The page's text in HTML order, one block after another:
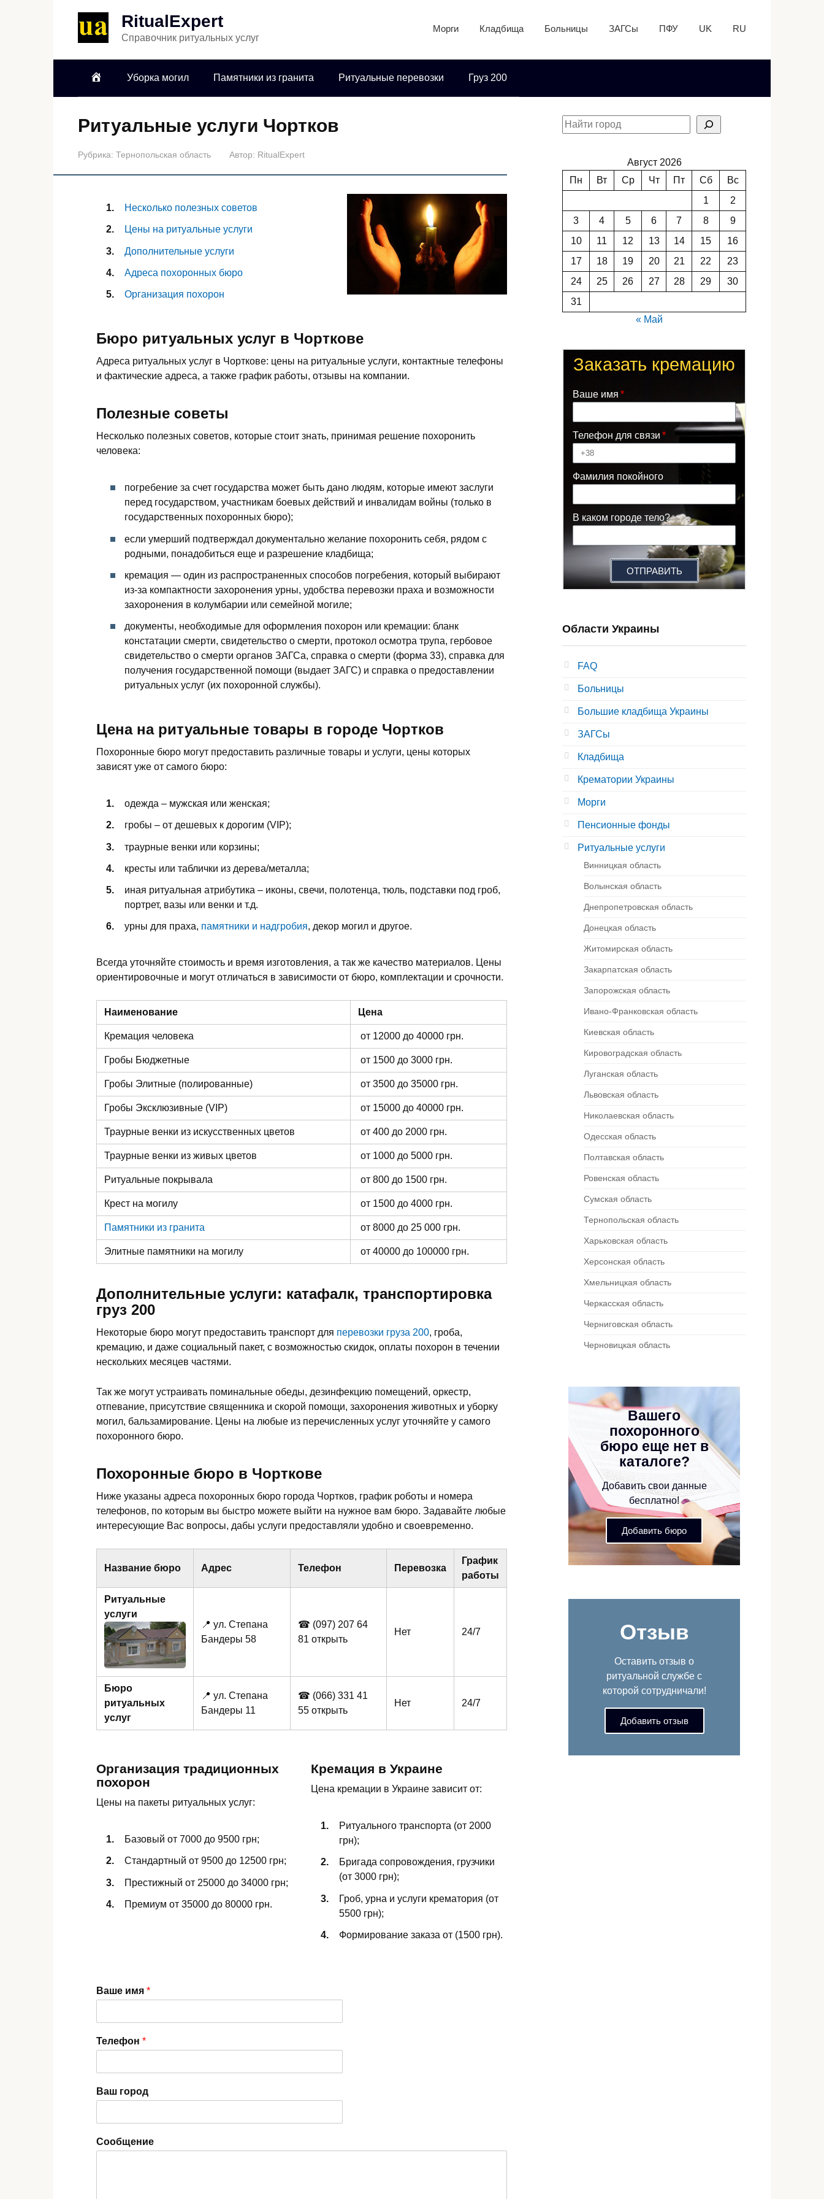
RitualExpert
Справочник ритуальных услуг
Морги Кладбища Больницы ЗАГСы ПФУ UK RU
Уборка могил Памятники из гранита Ритуальные перевозки Груз 200
Ритуальные услуги Чортков
Рубрика: Тернопольская область Автор: RitualExpert
Несколько полезных советов
Цены на ритуальные услуги
Дополнительные услуги
Адреса похоронных бюро
Организация похорон
Бюро ритуальных услуг в Чорткове
Адреса ритуальных услуг в Чорткове: цены на ритуальные услуги, контактные телефоны
и фактические адреса, а также график работы, отзывы на компании.
Полезные советы
Несколько полезных советов, которые стоит знать, принимая решение похоронить
человека:
погребение за счет государства может быть дано людям, которые имеют заслуги
перед государством, участникам боевых действий и инвалидам войны (только в
государственных похоронных бюро);
если умерший подтверждал документально желание похоронить себя, рядом с
родными, понадобиться еще и разрешение кладбища;
кремация — один из распространенных способов погребения, который выбирают
из-за компактности захоронения урны, удобства перевозки праха и возможности
захоронения в колумбарии или семейной могиле;
документы, необходимые для оформления похорон или кремации: бланк
констатации смерти, свидетельство о смерти, протокол осмотра трупа, гербовое
свидетельство о смерти органов ЗАГСа, справка о смерти (форма 33), справка для
получения государственной помощи (выдает ЗАГС) и справка о предоставлении
ритуальных услуг (их похоронной службы).
Цена на ритуальные товары в городе Чортков
Похоронные бюро могут предоставить различные товары и услуги, цены которых
зависят уже от самого бюро:
одежда – мужская или женская;
гробы – от дешевых к дорогим (VIP);
траурные венки или корзины;
кресты или таблички из дерева/металла;
иная ритуальная атрибутика – иконы, свечи, полотенца, тюль, подставки под гроб,
портрет, вазы или венки и т.д.
урны для праха, памятники и надгробия, декор могил и другое.
Всегда уточняйте стоимость и время изготовления, а так же качество материалов. Цены
ориентировочные и могут отличаться в зависимости от бюро, комплектации и срочности.
Наименование Цена
Кремация человека от 12000 до 40000 грн.
Гробы Бюджетные от 1500 до 3000 грн.
Гробы Элитные (полированные) от 3500 до 35000 грн.
Гробы Эксклюзивные (VIP) от 15000 до 40000 грн.
Траурные венки из искусственных цветов от 400 до 2000 грн.
Траурные венки из живых цветов от 1000 до 5000 грн.
Ритуальные покрывала от 800 до 1500 грн.
Крест на могилу от 1500 до 4000 грн.
Памятники из гранита от 8000 до 25 000 грн.
Элитные памятники на могилу от 40000 до 100000 грн.
Дополнительные услуги: катафалк, транспортировка
груз 200
Некоторые бюро могут предоставить транспорт для перевозки груза 200, гроба,
кремацию, и даже социальный пакет, с возможностью скидок, оплаты похорон в течении
нескольких месяцев частями.
Так же могут устраивать поминальные обеды, дезинфекцию помещений, оркестр,
отпевание, присутствие священника и скорой помощи, захоронения животных и уборку
могил, бальзамирование. Цены на любые из перечисленных услуг уточняйте у самого
похоронного бюро.
Похоронные бюро в Чорткове
Ниже указаны адреса похоронных бюро города Чортков, график роботы и номера
телефонов, по которым вы быстро можете выйти на нужное вам бюро. Задавайте любые
интересующие Вас вопросы, дабы услуги предоставляли удобно и своевременно.
Название бюро Адрес Телефон Перевозка
График
работы
Ритуальные
услуги
📍 ул. Степана
Бандеры 58
☎ (097) 207 64
81 открыть
Нет 24/7
Бюро
ритуальных
услуг
📍 ул. Степана
Бандеры 11
☎ (066) 331 41
55 открыть
Нет 24/7
Организация традиционных
похорон
Цены на пакеты ритуальных услуг:
Базовый от 7000 до 9500 грн;
Стандартный от 9500 до 12500 грн;
Престижный от 25000 до 34000 грн;
Премиум от 35000 до 80000 грн.
Кремация в Украине
Цена кремации в Украине зависит от:
Ритуального транспорта (от 2000
грн);
Бригада сопровождения, грузчики
(от 3000 грн);
Гроб, урна и услуги крематория (от
5500 грн);
Формирование заказа от (1500 грн).
Ваше имя *
Телефон *
Ваш город
Сообщение
Август 2026
Пн
Вт Ср Чт Пт Сб
Вс
1
2
3
4 5 6 7 8
9
10
11 12 13 14 15
16
17
18 19 20 21 22
23
24
25 26 27 28 29
30
31
« Май
Заказать кремацию
Ваше имя
Телефон для связи
Фамилия покойного
В каком городе тело?
ОТПРАВИТЬ
Области Украины
FAQ
Больницы
Большие кладбища Украины
ЗАГСы
Кладбища
Крематории Украины
Морги
Пенсионные фонды
Ритуальные услуги
Винницкая область
Волынская область
Днепропетровская область
Донецкая область
Житомирская область
Закарпатская область
Запорожская область
Ивано-Франковская область
Киевская область
Кировоградская область
Луганская область
Львовская область
Николаевская область
Одесская область
Полтавская область
Ровенская область
Сумская область
Тернопольская область
Харьковская область
Херсонская область
Хмельницкая область
Черкасская область
Черниговская область
Черновицкая область
Вашего
похоронного
бюро еще нет в
каталоге?
Добавить свои данные
бесплатно!
Добавить бюро
Отзыв
Оставить отзыв о
ритуальной службе с
которой сотрудничали!
Добавить отзыв